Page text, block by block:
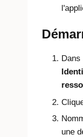
Dans
une